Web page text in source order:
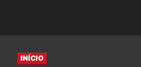
INÍCIO